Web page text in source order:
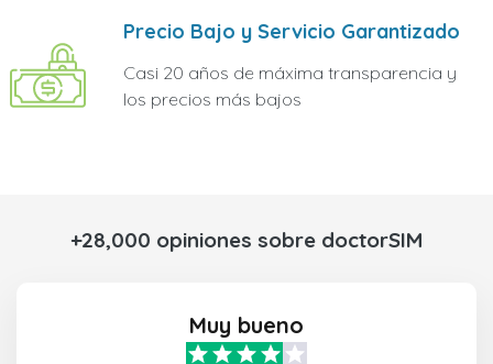
Precio Bajo y Servicio Garantizado
Casi 20 años de máxima transparencia y
los precios más bajos
+28,000 opiniones sobre doctorSIM
Muy bueno